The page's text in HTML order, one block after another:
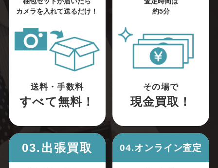
カメラを入れて送るだけ！
送料・手数料
すべて無料！
約5分
その場で
現金買取！
03.出張買取 04.オンライン査定